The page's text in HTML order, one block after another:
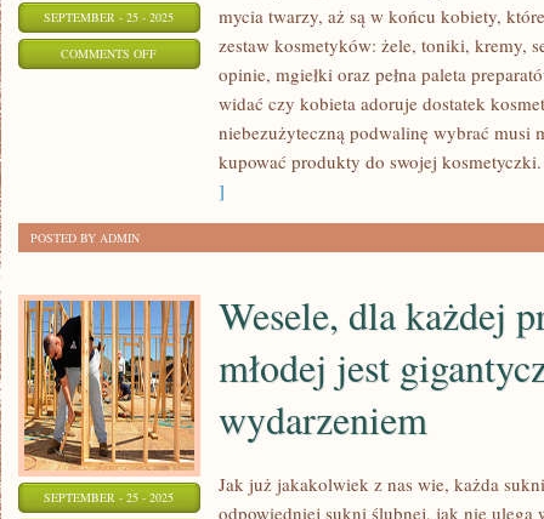
SEPTEMBER - 25 - 2025
COMMENTS OFFON
mycia twarzy, aż są w końcu kobiety,
zestaw kosmetyków: żele, toniki, kremy,
opinie, mgiełki oraz pełna paleta
widać czy kobieta adoruje dostatek
niebezużyteczną podwalinę wybrać musi
kupować produkty do swojej
]
POSTED BY ADMIN
SEPTEMBER - 25 - 2025
Wesele, dla każdej
młodej jest
wydarzeniem
Jak już jakakolwiek z nas wie, każda
odpowiedniej sukni ślubnej, jak nie ulega